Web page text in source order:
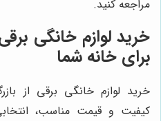
مراجعه کنید.
خرید لوازم خانگی
برای خانه شما
خرید لوازم خانگی برقی از
کیفیت و قیمت مناسب،